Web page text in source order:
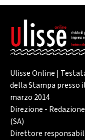
Ulisse Online |
della Stampa presso
marzo 2014
Direzione -
(SA)
Direttore